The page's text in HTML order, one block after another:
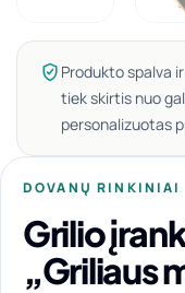
Produkto spalva
tiek skirtis nuo
personalizuotas
DOVANŲ RINKINIAI
Grilio
„Griliaus